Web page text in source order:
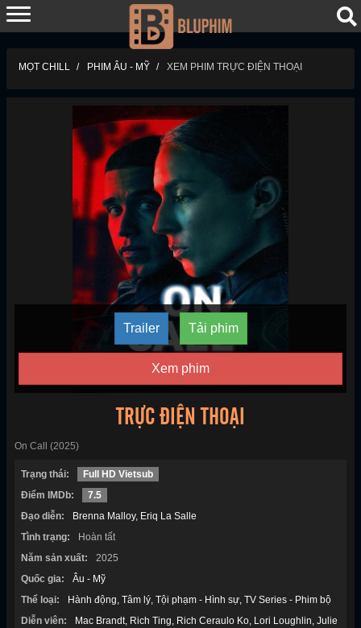
MỌT CHILL PHIM ÂU - MỸ XEM PHIM TRỰC ĐIỆN THOẠI
Trailer Tải phim
Xem phim
TRỰC ĐIỆN THOẠI
On Call (2025)
Trạng thái:
Full HD Vietsub
Điểm IMDb:
7.5
Đạo diễn:
Brenna Malloy Eriq La Salle
Tình trạng:
Hoàn tất
Năm sản xuất:
2025
Quốc gia:
Âu - Mỹ
Thể loại:
Hành động Tâm lý Tội phạm - Hình sự TV Series - Phim bộ
Diễn viên:
Mac Brandt Rich Ting Rich Ceraulo Ko Lori Loughlin Julie